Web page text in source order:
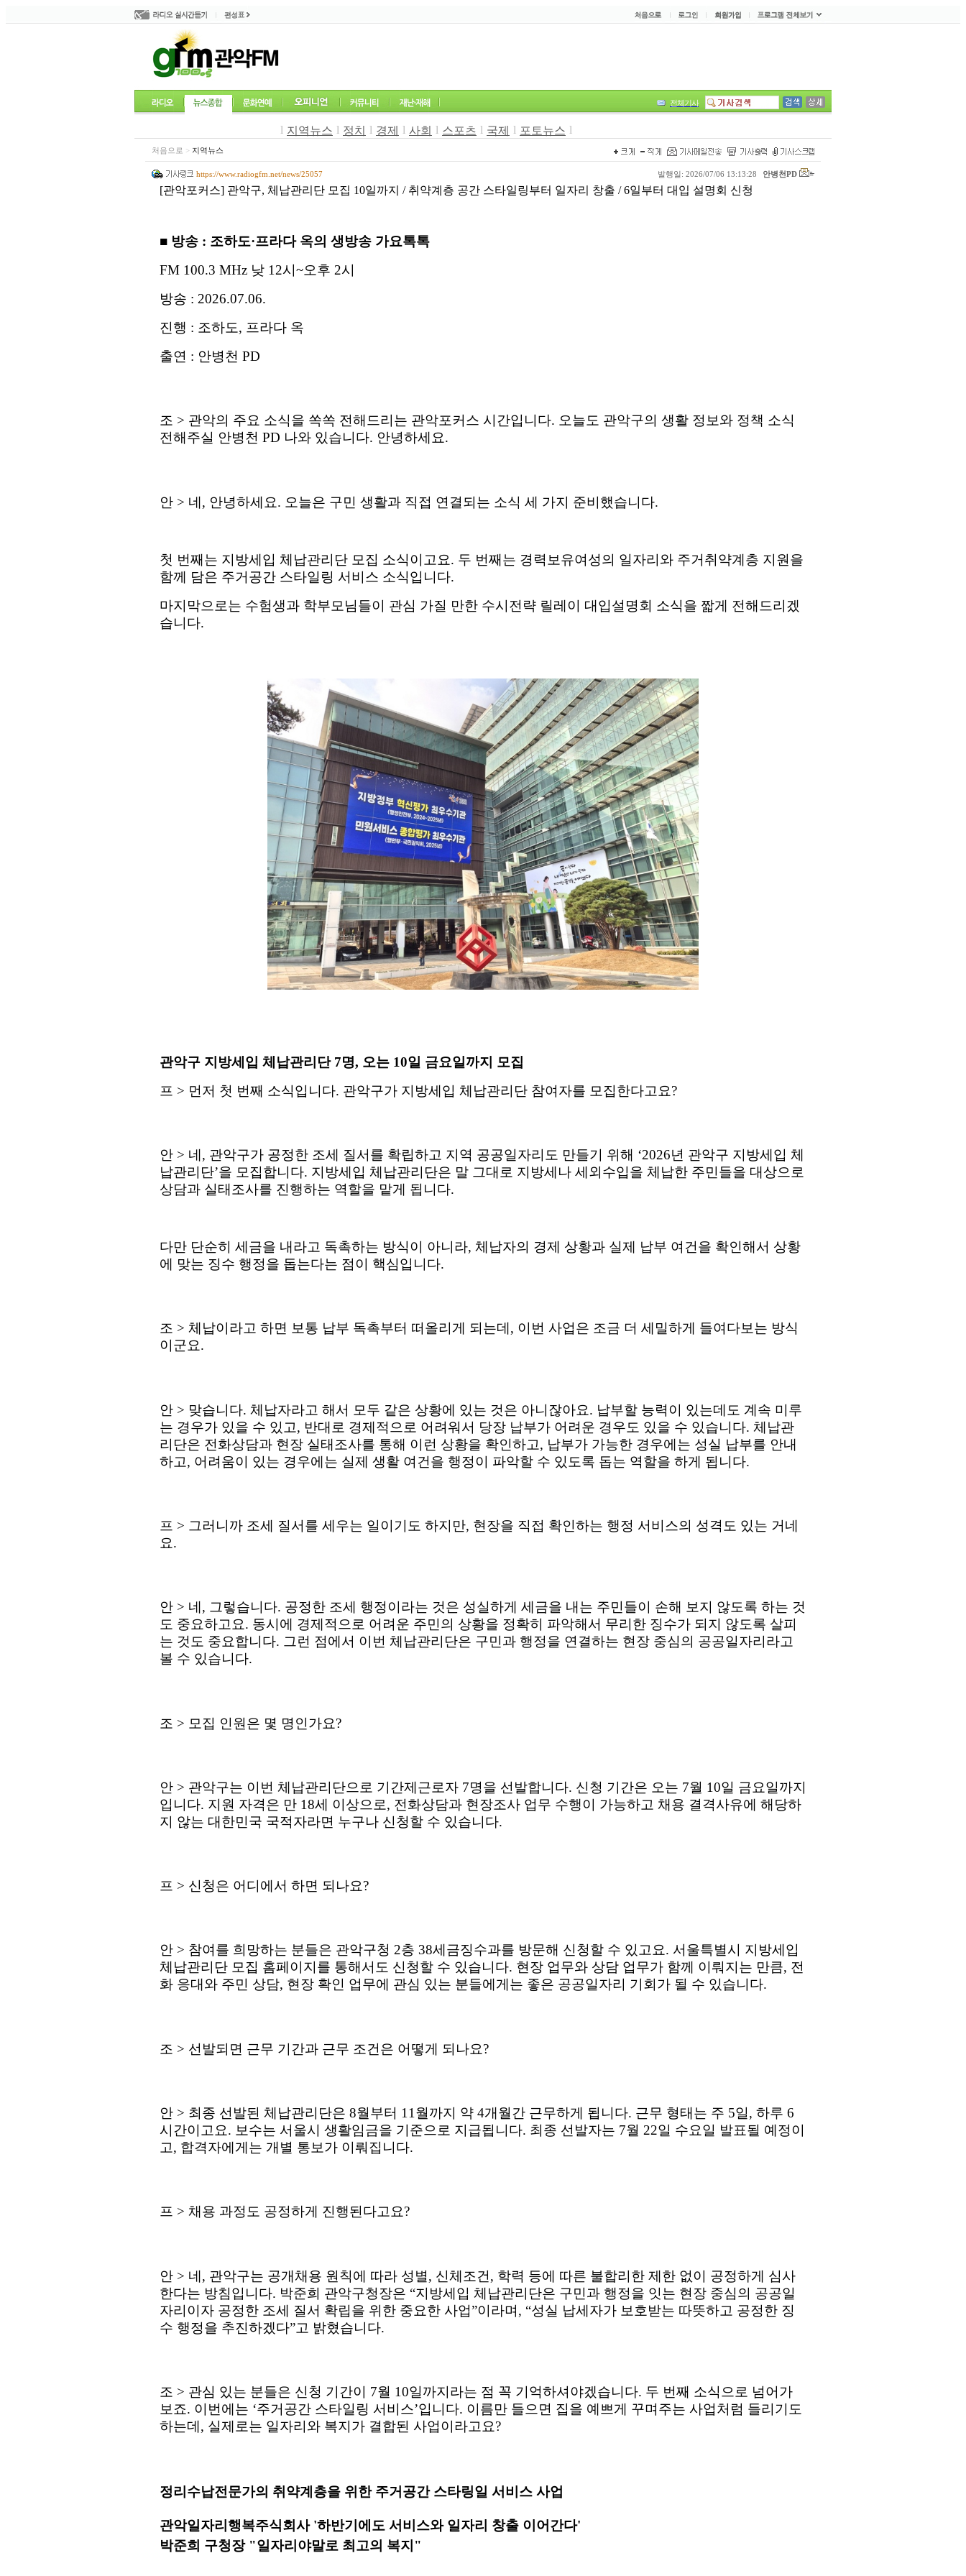
전체기사
l 지역뉴스 l 정치 l 경제 l 사회 l 스포츠 l 국제 l 포토뉴스 l
처음으로 > 지역뉴스
https://www.radiogfm.net/news/25057 발행일: 2026/07/06 13:13:28 안병천PD
[관악포커스] 관악구, 체납관리단 모집 10일까지 / 취약계층 공간 스타일링부터 일자리 창출 / 6일부터 대입 설명회 신청
■ 방송 : 조하도·프라다 옥의 생방송 가요톡톡
FM 100.3 MHz 낮 12시 ~오후 2시
방송 : 2026.07.06.
진행 : 조하도, 프라다 옥
출연 : 안병천 PD
조 > 관악의 주요 소식을 쏙쏙 전해드리는 관악포커스 시간입니다. 오늘도 관악구의 생활 정보와 정책 소식
전해주실 안병천 PD 나와 있습니다. 안녕하세요.
안 > 네, 안녕하세요. 오늘은 구민 생활과 직접 연결되는 소식 세 가지 준비했습니다.
첫 번째는 지방세입 체납관리단 모집 소식이고요. 두 번째는 경력보유여성의 일자리와 주거취약계층 지원을
함께 담은 주거공간 스타일링 서비스 소식입니다.
마지막으로는 수험생과 학부모님들이 관심 가질 만한 수시전략 릴레이 대입설명회 소식을 짧게 전해드리겠
습니다.
관악구 지방세입 체납관리단 7명, 오는 10일 금요일까지 모집
프 > 먼저 첫 번째 소식입니다. 관악구가 지방세입 체납관리단 참여자를 모집한다고요?
안 > 네 , 관악구가 공정한 조세 질서를 확립하고 지역 공공일자리도 만들기 위해 ‘2026년 관악구 지방세입 체
납관리단’을 모집합니다. 지방세입 체납관리단은 말 그대로 지방세나 세외수입을 체납한 주민들을 대상으로
상담과 실태조사를 진행하는 역할을 맡게 됩니다.
다만 단순히 세금을 내라고 독촉하는 방식이 아니라, 체납자의 경제 상황과 실제 납부 여건을 확인해서 상황
에 맞는 징수 행정을 돕는다는 점이 핵심입니다.
조 > 체납이라고 하면 보통 납부 독촉부터 떠올리게 되는데 , 이번 사업은 조금 더 세밀하게 들여다보는 방식
이군요.
안 > 맞습니다. 체납자라고 해서 모두 같은 상황에 있는 것은 아니잖아요. 납부할 능력이 있는데도 계속 미루
는 경우가 있을 수 있고, 반대로 경제적으로 어려워서 당장 납부가 어려운 경우도 있을 수 있습니다. 체납관
리단은 전화상담과 현장 실태조사를 통해 이런 상황을 확인하고, 납부가 가능한 경우에는 성실 납부를 안내
하고, 어려움이 있는 경우에는 실제 생활 여건을 행정이 파악할 수 있도록 돕는 역할을 하게 됩니다.
프 > 그러니까 조세 질서를 세우는 일이기도 하지만, 현장을 직접 확인하는 행정 서비스의 성격도 있는 거네
요.
안 > 네 , 그렇습니다. 공정한 조세 행정이라는 것은 성실하게 세금을 내는 주민들이 손해 보지 않도록 하는 것
도 중요하고요. 동시에 경제적으로 어려운 주민의 상황을 정확히 파악해서 무리한 징수가 되지 않도록 살피
는 것도 중요합니다. 그런 점에서 이번 체납관리단은 구민과 행정을 연결하는 현장 중심의 공공일자리라고
볼 수 있습니다.
조 > 모집 인원은 몇 명인가요?
안 > 관악구는 이번 체납관리단으로 기간제근로자 7명을 선발합니다. 신청 기간은 오는 7월 10일 금요일까지
입니다. 지원 자격은 만 18세 이상으로, 전화상담과 현장조사 업무 수행이 가능하고 채용 결격사유에 해당하
지 않는 대한민국 국적자라면 누구나 신청할 수 있습니다.
프 > 신청은 어디에서 하면 되나요?
안 > 참여를 희망하는 분들은 관악구청 2층 38세금징수과를 방문해 신청할 수 있고요. 서울특별시 지방세입
체납관리단 모집 홈페이지를 통해서도 신청할 수 있습니다. 현장 업무와 상담 업무가 함께 이뤄지는 만큼, 전
화 응대와 주민 상담, 현장 확인 업무에 관심 있는 분들에게는 좋은 공공일자리 기회가 될 수 있습니다.
조 > 선발되면 근무 기간과 근무 조건은 어떻게 되나요?
안 > 최종 선발된 체납관리단은 8월부터 11 월까지 약 4개월간 근무하게 됩니다. 근무 형태는 주 5일, 하루 6
시간이고요. 보수는 서울시 생활임금을 기준으로 지급됩니다. 최종 선발자는 7월 22일 수요일 발표될 예정이
고, 합격자에게는 개별 통보가 이뤄집니다.
프 > 채용 과정도 공정하게 진행된다고요?
안 > 네, 관악구는 공개채용 원칙에 따라 성별, 신체조건, 학력 등에 따른 불합리한 제한 없이 공정하게 심사
한다는 방침입니다. 박준희 관악구청장은 “지방세입 체납관리단은 구민과 행정을 잇는 현장 중심의 공공일
자리이자 공정한 조세 질서 확립을 위한 중요한 사업”이라며, “성실 납세자가 보호받는 따뜻하고 공정한 징
수 행정을 추진하겠다”고 밝혔습니다.
조 > 관심 있는 분들은 신청 기간이 7월 10일까지라는 점 꼭 기억하셔야겠습니다. 두 번째 소식으로 넘어가
보죠. 이번에는 ‘주거공간 스타일링 서비스’입니다. 이름만 들으면 집을 예쁘게 꾸며주는 사업처럼 들리기도
하는데 , 실제로는 일자리와 복지가 결합된 사업이라고요?
정리수납전문가의 취약계층을 위한 주거공간 스타링일 서비스 사업
관악일자리행복주식회사 '하반기에도 서비스와 일자리 창출 이어간다'
박준희 구청장 "일자리야말로 최고의 복지"